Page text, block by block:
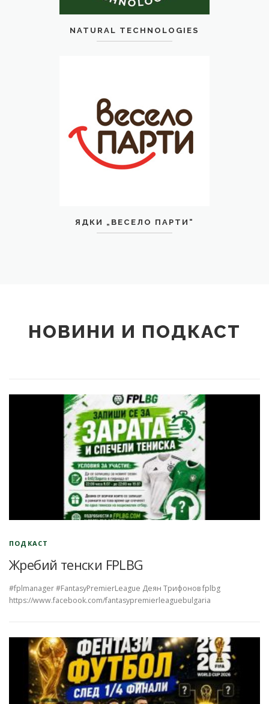
NATURAL TECHNOLOGIES
ЯДКИ „ВЕСЕЛО ПАРТИ“
НОВИНИ И ПОДКАСТ
ПОДКАСТ
Жребий тенски FPLBG
#fplmanager #FantasyPremierLeague Деян Трифонов fplbg
https://www.facebook.com/fantasypremierleaguebulgaria